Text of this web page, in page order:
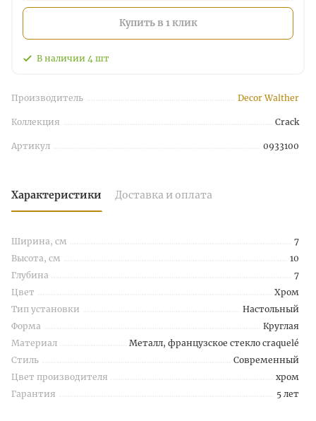
Купить в 1 клик
В наличии 4 шт
Производитель Decor Walther
Коллекция Crack
Артикул 0933100
Характеристики Доставка и оплата
Ширина, см
7
Высота, см
10
Глубина
7
Цвет
Хром
Тип установки
Настольный
Форма
Круглая
Материал
Металл, французское стекло craquelé
Стиль
Современный
Цвет производителя
хром
Гарантия
5 лет